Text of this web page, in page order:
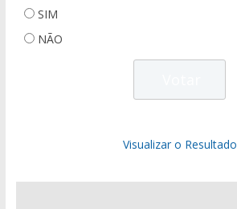
SIM
NÃO
Visualizar o Resultado